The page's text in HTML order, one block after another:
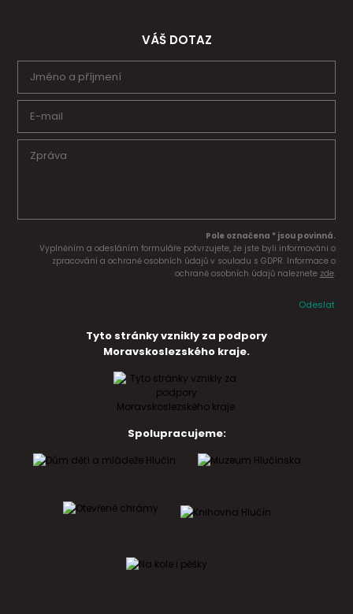
VÁŠ DOTAZ
Pole označena * jsou povinná.
Vyplněním a odesláním formuláře potvrzujete, že jste byli informováni o
zpracování a ochraně osobních údajů v souladu s GDPR. Informace o
ochraně osobních údajů naleznete zde.
Odeslat
Tyto stránky vznikly za podpory
Moravskoslezského kraje.
Spolupracujeme: